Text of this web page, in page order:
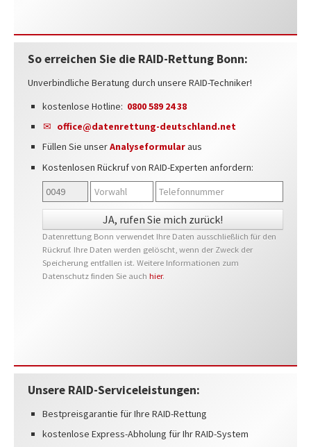
So erreichen Sie die RAID-Rettung Bonn:
Unverbindliche Beratung durch unsere RAID-Techniker!
kostenlose Hotline: 0800 589 24 38
office@datenrettung-deutschland.net
Füllen Sie unserAnalyseformularaus
Kostenlosen Rückruf von RAID-Experten anfordern:
Datenrettung Bonn verwendet Ihre Daten ausschließlich für den
Rückruf. Ihre Daten werden gelöscht, wenn der Zweck der
Speicherung entfallen ist. Weitere Informationen zum
Datenschutz finden Sie auch hier.
Unsere RAID-Serviceleistungen:
Bestpreisgarantie für Ihre RAID-Rettung
kostenlose Express-Abholung für Ihr RAID-System